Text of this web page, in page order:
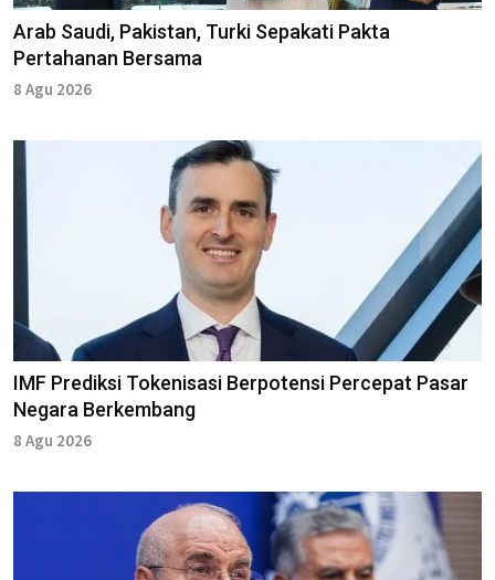
Arab Saudi, Pakistan, Turki Sepakati Pakta
Pertahanan Bersama
8 Agu 2026
IMF Prediksi Tokenisasi Berpotensi Percepat Pasar
Negara Berkembang
8 Agu 2026